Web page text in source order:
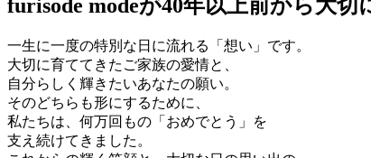
furisode modeが40年以上前から大切
一生に一度の特別な日に流れる「想い」です。
大切に育ててきたご家族の愛情と、
自分らしく輝きたいあなたの願い。
そのどちらも形にするために、
私たちは、何万回もの「おめでとう」を
支え続けてきました。